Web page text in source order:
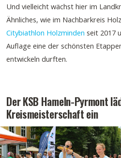
Und vielleicht wächst hier im
Ähnliches, wie im Nachbarkreis
Citybiathlon Holzminden seit 2017
Auflage eine der schönsten
entwickeln durften.
Der KSB Hameln-Pyrmont
Kreismeisterschaft ein